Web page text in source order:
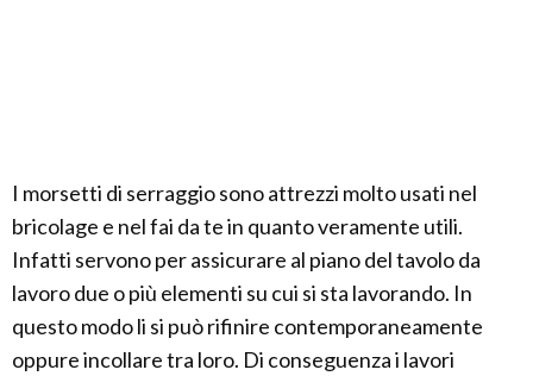
I morsetti di serraggio sono attrezzi molto usati nel
bricolage e nel fai da te in quanto veramente utili.
Infatti servono per assicurare al piano del tavolo da
lavoro due o più elementi su cui si sta lavorando. In
questo modo li si può rifinire contemporaneamente
oppure incollare tra loro. Di conseguenza i lavori